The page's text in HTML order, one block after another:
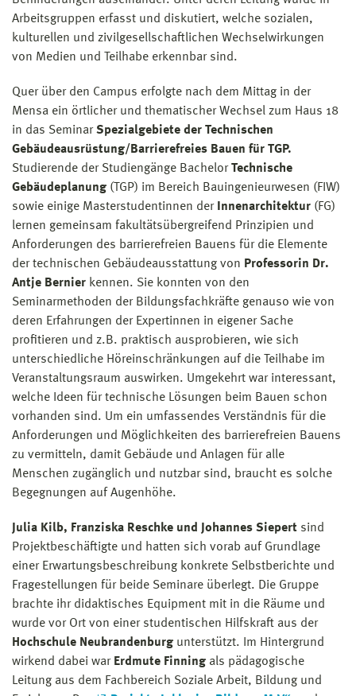
Arbeitsgruppen erfasst und diskutiert, welche sozialen,
kulturellen und zivilgesellschaftlichen Wechselwirkungen
von Medien und Teilhabe erkennbar sind.
Quer über den Campus erfolgte nach dem Mittag in der
Mensa ein örtlicher und thematischer Wechsel zum Haus 18
in das SeminarSpezialgebiete der Technischen
Gebäudeausrüstung/Barrierefreies Bauen für TGP.
Studierende der Studiengänge BachelorTechnische
Gebäudeplanung(TGP) im Bereich Bauingenieurwesen (FIW)
sowie einige Masterstudentinnen der Innenarchitektur (FG)
lernen gemeinsam fakultätsübergreifend Prinzipien und
Anforderungen des barrierefreien Bauens für die Elemente
der technischen Gebäudeausstattung von Professorin Dr.
Antje Bernier kennen. Sie konnten von den
Seminarmethoden der Bildungsfachkräfte genauso wie von
deren Erfahrungen der Expertinnen in eigener Sache
profitieren und z.B. praktisch ausprobieren, wie sich
unterschiedliche Höreinschränkungen auf die Teilhabe im
Veranstaltungsraum auswirken. Umgekehrt war interessant,
welche Ideen für technische Lösungen beim Bauen schon
vorhanden sind. Um ein umfassendes Verständnis für die
Anforderungen und Möglichkeiten des barrierefreien Bauens
zu vermitteln, damit Gebäude und Anlagen für alle
Menschen zugänglich und nutzbar sind, braucht es solche
Begegnungen auf Augenhöhe.
Julia Kilb, Franziska Reschke und Johannes Siepert sind
Projektbeschäftigte und hatten sich vorab auf Grundlage
einer Erwartungsbeschreibung konkrete Selbstberichte und
Fragestellungen für beide Seminare überlegt. Die Gruppe
brachte ihr didaktisches Equipment mit in die Räume und
wurde vor Ort von einer studentischen Hilfskraft aus der
Hochschule Neubrandenburgunterstützt. Im Hintergrund
wirkend dabei warErdmute Finningals pädagogische
Leitung aus dem Fachbereich Soziale Arbeit, Bildung und